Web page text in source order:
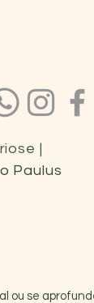
|
Paulus
ou se